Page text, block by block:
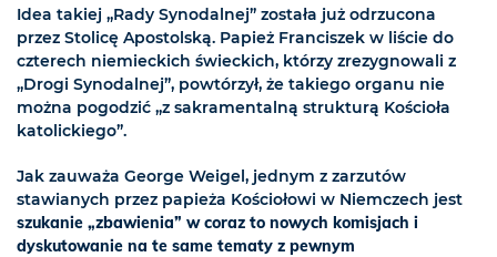
Idea takiej „Rady Synodalnej” została już odrzucona
przez Stolicę Apostolską. Papież Franciszek w liście do
czterech niemieckich świeckich, którzy zrezygnowali z
„Drogi Synodalnej”, powtórzył, że takiego organu nie
można pogodzić „z sakramentalną strukturą Kościoła
katolickiego”.
Jak zauważa George Weigel, jednym z zarzutów
stawianych przez papieża Kościołowi w Niemczech jest
szukanie „zbawienia” w coraz to nowych komisjach i
dyskutowanie na te same tematy z pewnym